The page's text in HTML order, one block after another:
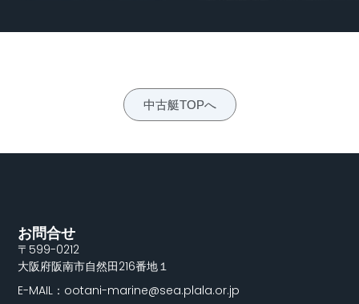
中古艇TOPへ
お問合せ
〒599-0212
大阪府阪南市自然田216番地１
E-MAIL：ootani-marine@sea.plala.or.jp